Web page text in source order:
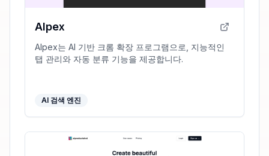
AIpex
AIpex는 AI 기반 크롬 확장 프로그램으로, 지능적인
탭 관리와 자동 분류 기능을 제공합니다.
AI 검색 엔진